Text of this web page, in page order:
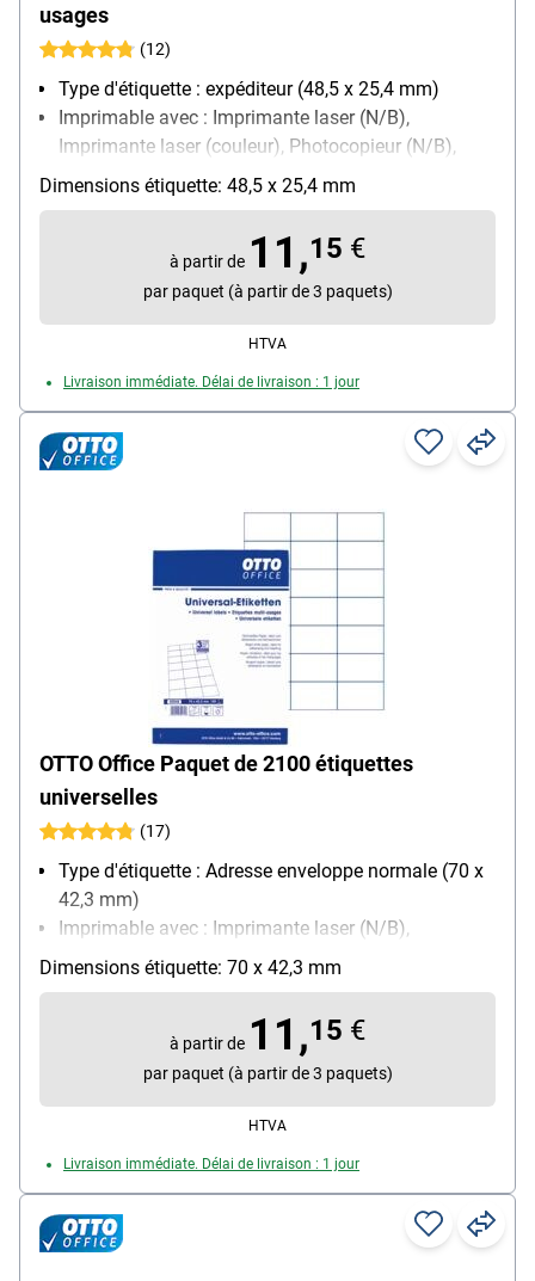
usages
(12)
Type d'étiquette : expéditeur (48,5 x 25,4 mm)
Imprimable avec : Imprimante laser (N/B),
Imprimante laser (couleur), Photocopieur (N/B),
Photocopieur (couleur), Imprimante jet d’encre
Propriété d’adhésion : permanente
Dimensions étiquette: 48,5 x 25,4 mm
à partir de 11,15 €
par paquet (à partir de 3 paquets)
HTVA
Livraison immédiate. Délai de livraison : 1 jour
OTTO Office Paquet de 2100 étiquettes
universelles
(17)
Type d'étiquette : Adresse enveloppe normale (70 x
42,3 mm)
Imprimable avec : Imprimante laser (N/B),
Imprimante laser (couleur), Photocopieur (N/B),
(N/B), Imprimante jet d’encre (couleur)
Propriété d’adhésion : permanente
Dimensions étiquette: 70 x 42,3 mm
à partir de 11,15 €
par paquet (à partir de 3 paquets)
HTVA
Livraison immédiate. Délai de livraison : 1 jour